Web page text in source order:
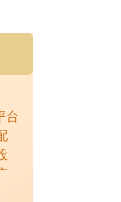
台